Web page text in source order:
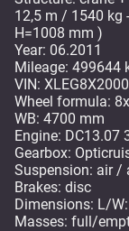
12,5 m / 1540 kg
H=1008 mm )
Year: 06.2011
Mileage: 499644
VIN:
Wheel formula:
WB: 4700 mm
Engine: DC13.07
Gearbox:
Suspension: air /
Brakes: disc
Dimensions: L/
Masses: full/